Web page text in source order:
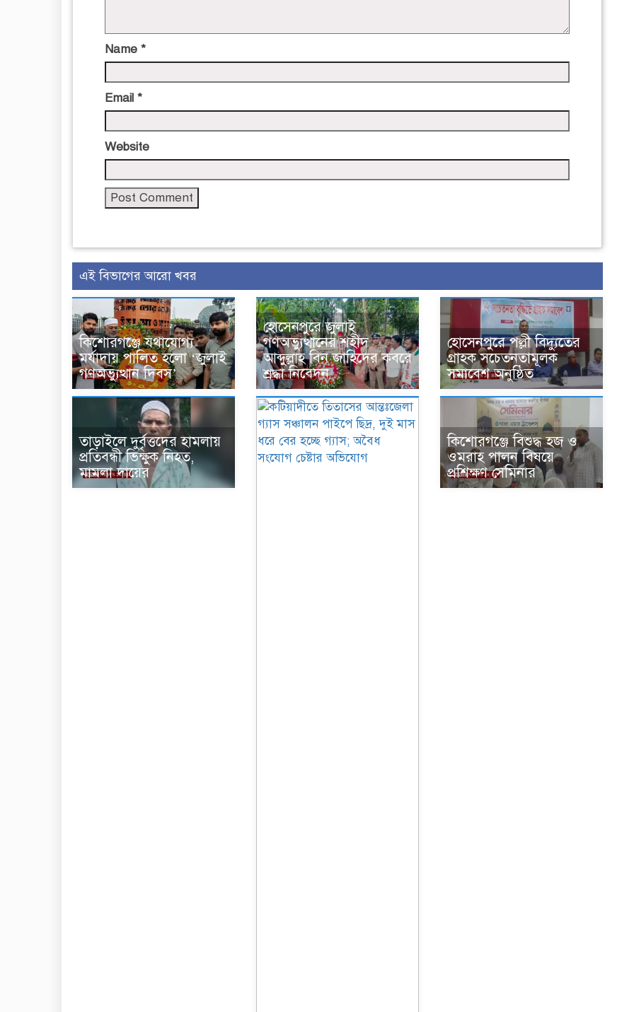
Name *
Email *
Website
এই বিভাগের আরো খবর
কিশোরগঞ্জে যথাযোগ্য
মর্যাদায় পালিত হলো ‘জুলাই
গণঅভ্যুত্থান দিবস’
হোসেনপুরে জুলাই
গণঅভ্যুত্থানের শহীদ
আব্দুল্লাহ বিন জাহিদের কবরে
শ্রদ্ধা নিবেদন
হোসেনপুরে পল্লী বিদ্যুতের
গ্রাহক সচেতনতামূলক
সমাবেশ অনুষ্ঠিত
তাড়াইলে দুর্বৃত্তদের হামলায়
প্রতিবন্ধী ভিক্ষুক নিহত,
মামলা দায়ের
কিশোরগঞ্জে বিশুদ্ধ হজ ও
ওমরাহ পালন বিষয়ে
প্রশিক্ষণ সেমিনার